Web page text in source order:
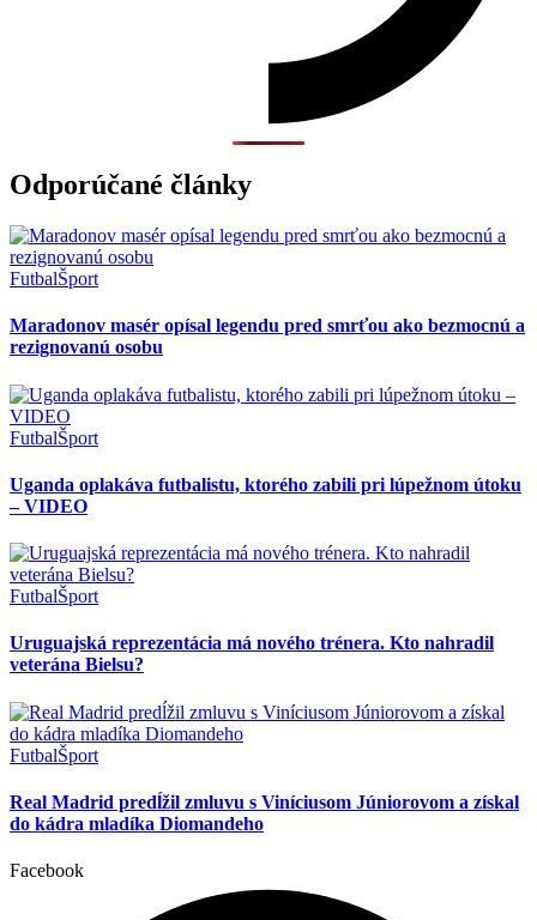
Odporúčané články
FutbalŠport
Maradonov masér opísal legendu pred smrťou ako bezmocnú a
rezignovanú osobu
FutbalŠport
Uganda oplakáva futbalistu, ktorého zabili pri lúpežnom útoku
– VIDEO
FutbalŠport
Uruguajská reprezentácia má nového trénera. Kto nahradil
veterána Bielsu?
FutbalŠport
Real Madrid predĺžil zmluvu s Viníciusom Júniorovom a získal
do kádra mladíka Diomandeho
Facebook